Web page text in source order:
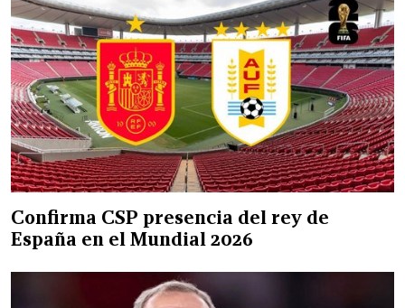
Confirma CSP presencia del rey de
España en el Mundial 2026